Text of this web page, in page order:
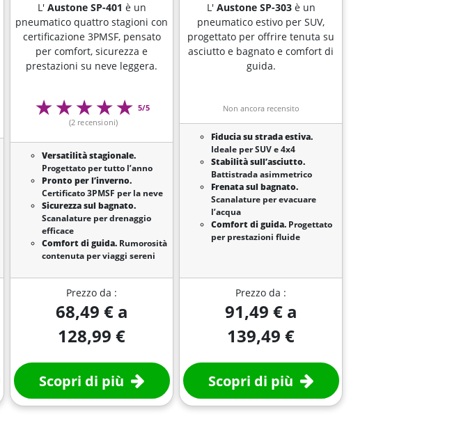
L' Austone SP-401 è un
pneumatico quattro stagioni con
certificazione 3PMSF, pensato
per comfort, sicurezza e
prestazioni su neve leggera.
5/5
(2 recensioni)
Versatilità stagionale.
Progettato per tutto l’anno
Pronto per l’inverno.
Certificato 3PMSF per la neve
Sicurezza sul bagnato.
Scanalature per drenaggio
efficace
Comfort di guida.Rumorosità
contenuta per viaggi sereni
Prezzo da :
68,49 € a
128,99 €
Scopri di più
L' Austone SP-303è un
pneumatico estivo per SUV,
progettato per offrire tenuta su
asciutto e bagnato e comfort di
guida.
Non ancora recensito
Fiducia su strada estiva.
Ideale per SUV e 4x4
Stabilità sull’asciutto.
Battistrada asimmetrico
Frenata sul bagnato.
Scanalature per evacuare
l’acqua
Comfort di guida.Progettato
per prestazioni fluide
Prezzo da :
91,49 € a
139,49 €
Scopri di più